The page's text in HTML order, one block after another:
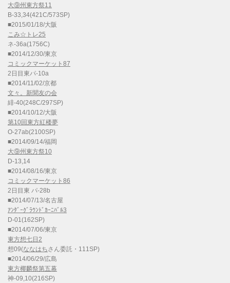
大⑨州東方祭11
B-33,34(421C/573SP)
■2015/01/18/大阪
こみ☆トレ25
ネ-36a(1756C)
■2014/12/30/東京
コミックマーケット87
2日目東パ-10a
■2014/11/02/京都
文々。新聞友の会
緋-40(248C/297SP)
■2014/10/12/大阪
第10回東方紅楼夢
O-27ab(2100SP)
■2014/09/14/福岡
大⑨州東方祭10
D-13,14
■2014/08/16/東京
コミックマーケット86
2日目東 パ-28b
■2014/07/13/名古屋
ｱﾝﾀﾞｰｸﾞﾗｳﾝﾄﾞｶｰﾆﾊﾞﾙ3
D-01(162SP)
■2014/07/06/東京
東方想七日2
想09(ななはちさん委託・111SP)
■2014/06/29/広島
東方椰麟祭第五幕
神-09,10(216SP)